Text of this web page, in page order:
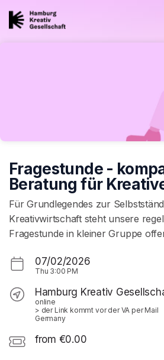
Fragestunde -
Beratung für
Für Grundlegendes zur
Kreativwirtschaft steht unsere
Fragestunde in kleiner Gruppe
07/02/2026
Thu 3:00 PM
Hamburg Kreativ
online
> der Link kommt vor der VA per Mail
Germany
from €0.00